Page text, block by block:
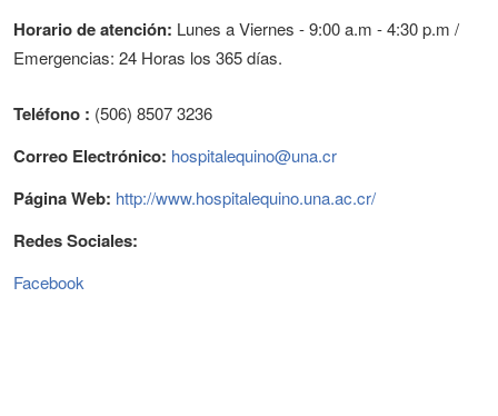
Horario de atención: Lunes a Viernes - 9:00 a.m - 4:30 p.m /
Emergencias: 24 Horas los 365 días.
Teléfono : (506) 8507 3236
Correo Electrónico: hospitalequino@una.cr
Página Web: http://www.hospitalequino.una.ac.cr/
Redes Sociales:
Facebook